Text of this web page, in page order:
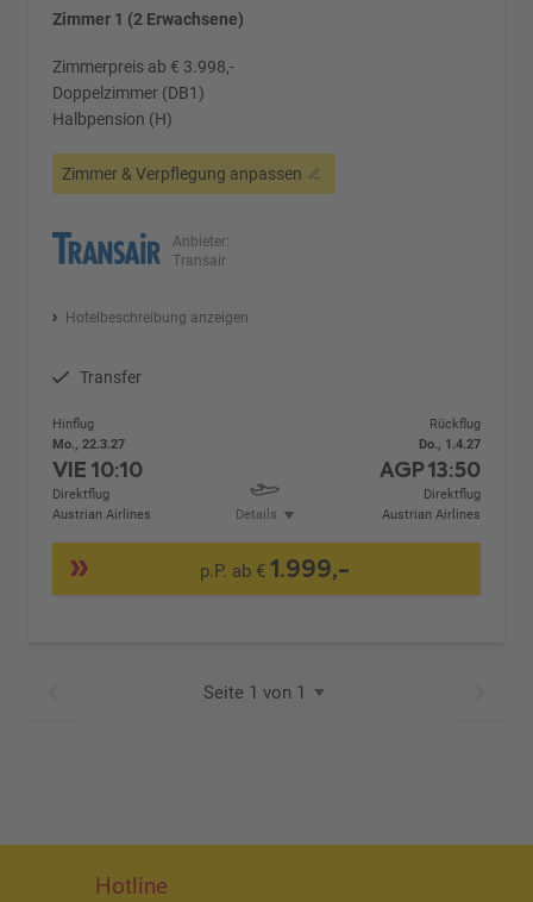
Zimmer 1 (2 Erwachsene)
Zimmerpreis ab € 3.998,-
Doppelzimmer (DB1)
Halbpension (H)
Zimmer & Verpflegung anpassen
Anbieter:
Transair
Hotelbeschreibung anzeigen
Transfer
Hinflug
Mo., 22.3.27
VIE10:10
Direktflug
Austrian Airlines
Details
Rückflug
Do., 1.4.27
AGP13:50
Direktflug
Austrian Airlines
p.P. ab €1.999,-
Seite 1 von 1
Hotline